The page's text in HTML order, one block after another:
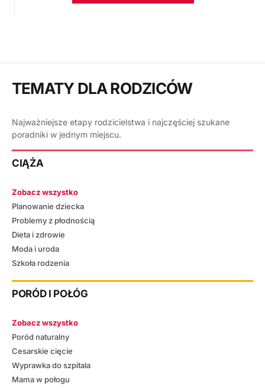
TEMATY DLA RODZICÓW
Najważniejsze etapy rodzicielstwa i najczęściej szukane
poradniki w jednym miejscu.
CIĄŻA
Zobacz wszystko
Planowanie dziecka
Problemy z płodnością
Dieta i zdrowie
Moda i uroda
Szkoła rodzenia
PORÓD I POŁÓG
Zobacz wszystko
Poród naturalny
Cesarskie cięcie
Wyprawka do szpitala
Mama w połogu